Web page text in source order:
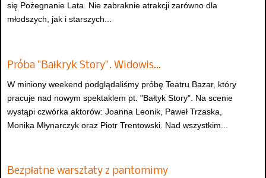
się Pożegnanie Lata. Nie zabraknie atrakcji zarówno dla
młodszych, jak i starszych...
Próba "Bałkryk Story". Widowis…
W miniony weekend podglądaliśmy próbę Teatru Bazar, który
pracuje nad nowym spektaklem pt. "Bałtyk Story". Na scenie
wystąpi czwórka aktorów: Joanna Leonik, Paweł Trzaska,
Monika Młynarczyk oraz Piotr Trentowski. Nad wszystkim...
Bezpłatne warsztaty z pantomimy